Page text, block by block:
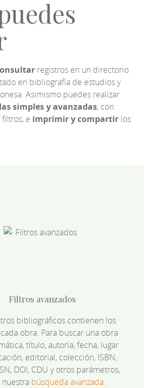
registros en un directorio
en bibliografía de estudios y
Asimismo puedes realizar
simples y avanzadas, con
e imprimir y compartir los
Filtros avanzados
bibliográficos contienen los
obra. Para buscar una obra
título, autoría, fecha, lugar
editorial, colección, ISBN,
DOI, CDU y otros parámetros,
búsqueda avanzada.